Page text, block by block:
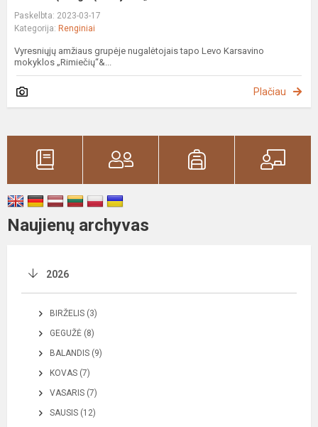
Paskelbta: 2023-03-17
Kategorija: Renginiai
Vyresniųjų amžiaus grupėje nugalėtojais tapo Levo Karsavino
mokyklos „Rimiečių“&...
Plačiau
Naujienų archyvas
2026
BIRŽELIS (3)
GEGUŽĖ (8)
BALANDIS (9)
KOVAS (7)
VASARIS (7)
SAUSIS (12)